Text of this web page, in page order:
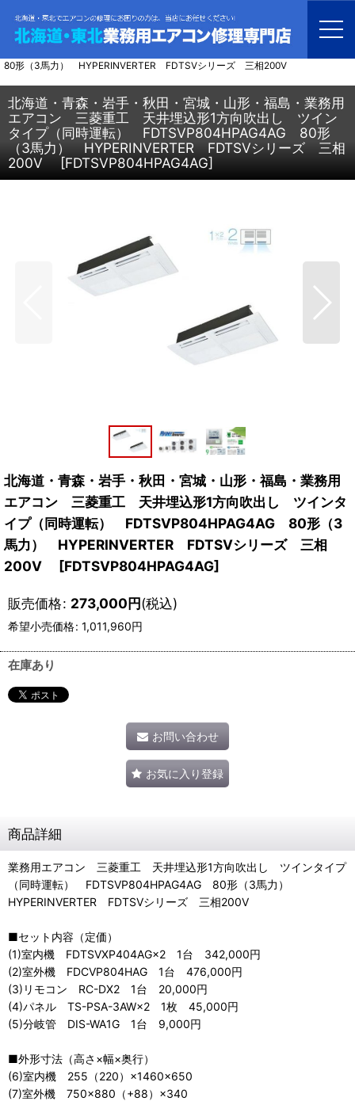
ホーム > 業務用エアコン > てんかせ1方向
北海道・青森・岩手・秋田・宮城・山形・福島・業務用エアコン 三菱重工
80形（3馬力） HYPERINVERTER FDTSVシリーズ 三相200V
北海道・青森・岩手・秋田・宮城・山形・福島・業務用
エアコン 三菱重工 天井埋込形1方向吹出し ツイン
タイプ（同時運転） FDTSVP804HPAG4AG 80形
（3馬力） HYPERINVERTER FDTSVシリーズ 三相
200V
[FDTSVP804HPAG4AG]
北海道・青森・岩手・秋田・宮城・山形・福島・業務用
エアコン 三菱重工 天井埋込形1方向吹出し ツインタ
イプ（同時運転） FDTSVP804HPAG4AG 80形（3
馬力） HYPERINVERTER FDTSVシリーズ 三相
200V
[FDTSVP804HPAG4AG]
販売価格: 273,000円(税込)
希望小売価格: 1,011,960円
在庫あり
お問い合わせ
お気に入り登録
商品詳細
業務用エアコン 三菱重工 天井埋込形1方向吹出し ツインタイプ
（同時運転） FDTSVP804HPAG4AG 80形（3馬力）
HYPERINVERTER FDTSVシリーズ 三相200V
■セット内容（定価）
(1)室内機 FDTSVXP404AG×2 1台 342,000円
(2)室外機 FDCVP804HAG 1台 476,000円
(3)リモコン RC-DX2 1台 20,000円
(4)パネル TS-PSA-3AW×2 1枚 45,000円
(5)分岐管 DIS-WA1G 1台 9,000円
■外形寸法（高さ×幅×奥行）
(6)室内機 255（220）×1460×650
(7)室外機 750×880（+88）×340